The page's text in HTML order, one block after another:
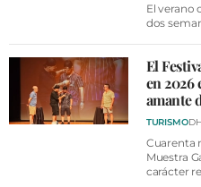
HORÓSCOPO
ESQUELAS
CLUB DEL
El verano
dos
El
en 2026
amante
TURISMO
Cuarenta
Muestra
carácter